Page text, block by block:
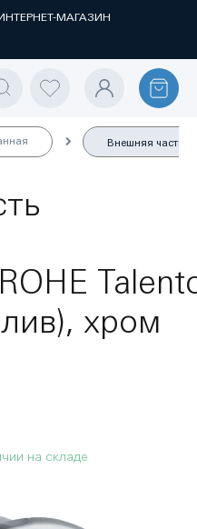
МАГАЗИН
Внешняя часть
хром
на складе